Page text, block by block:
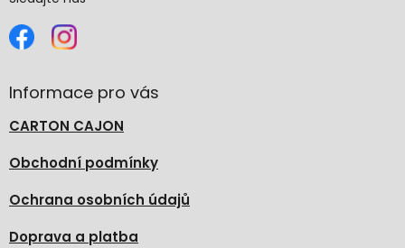
Informace pro vás
CARTON CAJON
Obchodní podmínky
Ochrana osobních údajů
Doprava a platba